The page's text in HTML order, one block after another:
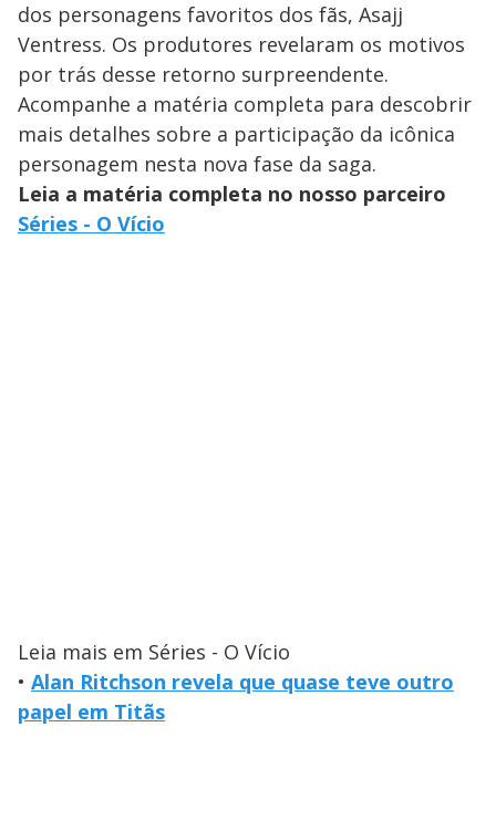
dos personagens favoritos dos fãs, Asajj
Ventress. Os produtores revelaram os motivos
por trás desse retorno surpreendente.
Acompanhe a matéria completa para descobrir
mais detalhes sobre a participação da icônica
personagem nesta nova fase da saga.
Leia a matéria completa no nosso parceiro
Séries - O Vício
Leia mais em Séries - O Vício
• Alan Ritchson revela que quase teve outro
papel em Titãs